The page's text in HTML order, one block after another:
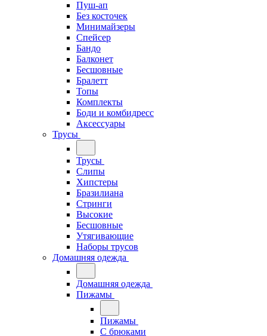
Пуш-ап
Без косточек
Минимайзеры
Спейсер
Бандо
Балконет
Бесшовные
Бралетт
Топы
Комплекты
Боди и комбидресс
Аксессуары
Трусы
Трусы
Слипы
Хипстеры
Бразилиана
Стринги
Высокие
Бесшовные
Утягивающие
Наборы трусов
Домашняя одежда
Домашняя одежда
Пижамы
Пижамы
С брюками